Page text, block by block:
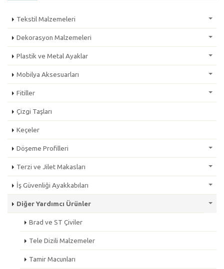
Tekstil Malzemeleri
Dekorasyon Malzemeleri
Plastik ve Metal Ayaklar
Mobilya Aksesuarları
Fitiller
Çizgi Taşları
Keçeler
Döşeme Profilleri
Terzi ve Jilet Makasları
İş Güvenliği Ayakkabıları
Diğer Yardımcı Ürünler
Brad ve ST Çiviler
Tele Dizili Malzemeler
Tamir Macunları